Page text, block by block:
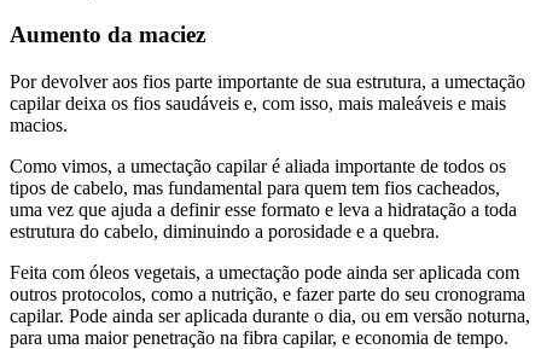
Aumento da maciez
Por devolver aos fios parte importante de sua estrutura, a umectação
capilar deixa os fios saudáveis e, com isso, mais maleáveis e mais
macios.
Como vimos, a umectação capilar é aliada importante de todos os
tipos de cabelo, mas fundamental para quem tem fios cacheados,
uma vez que ajuda a definir esse formato e leva a hidratação a toda
estrutura do cabelo, diminuindo a porosidade e a quebra.
Feita com óleos vegetais, a umectação pode ainda ser aplicada com
outros protocolos, como a nutrição, e fazer parte do seu cronograma
capilar. Pode ainda ser aplicada durante o dia, ou em versão noturna,
para uma maior penetração na fibra capilar, e economia de tempo.